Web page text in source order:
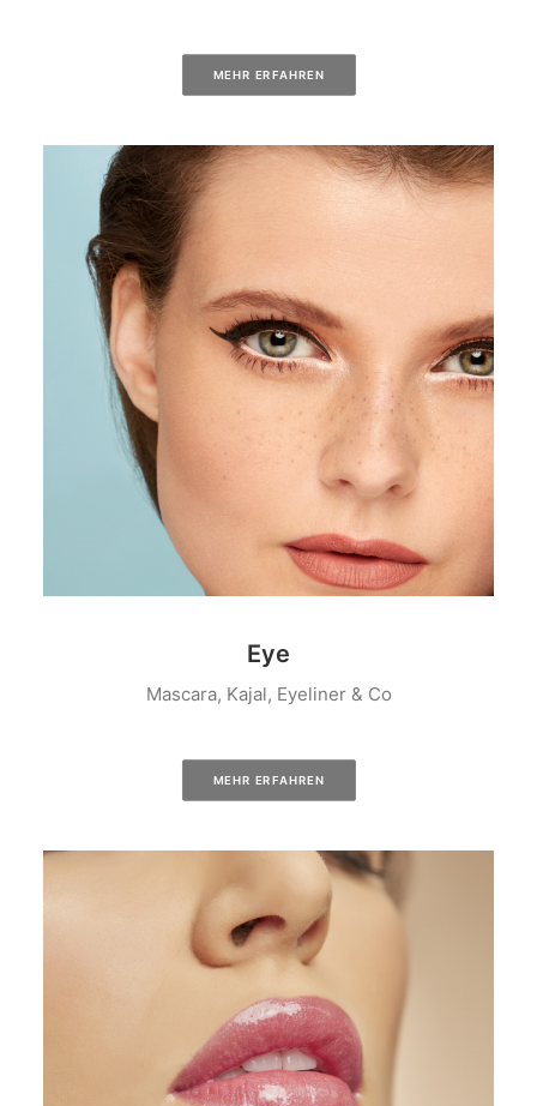
MEHR ERFAHREN
Eye
Mascara, Kajal, Eyeliner & Co
MEHR ERFAHREN